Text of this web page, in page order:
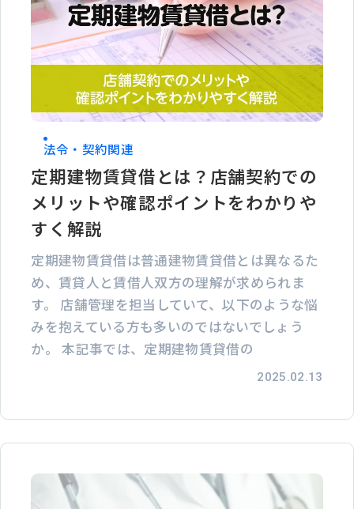
法令・契約関連
定期建物賃貸借とは？店舗契約での
メリットや確認ポイントをわかりや
すく解説
定期建物賃貸借は普通建物賃貸借とは異なるた
め、賃貸人と賃借人双方の理解が求められま
す。 店舗管理を担当していて、以下のような悩
みを抱えている方も多いのではないでしょう
か。 本記事では、定期建物賃貸借の
2025.02.13